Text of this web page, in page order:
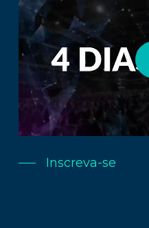
Video
Inscreva-se